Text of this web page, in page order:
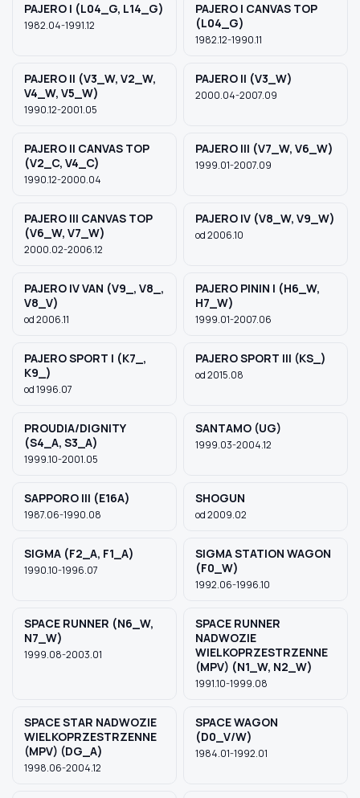
PAJERO I (L04_G, L14_G)
1982.04-1991.12
PAJERO I CANVAS TOP
(L04_G)
1982.12-1990.11
PAJERO II (V3_W, V2_W,
V4_W, V5_W)
1990.12-2001.05
PAJERO II (V3_W)
2000.04-2007.09
PAJERO II CANVAS TOP
(V2_C, V4_C)
1990.12-2000.04
PAJERO III (V7_W, V6_W)
1999.01-2007.09
PAJERO III CANVAS TOP
(V6_W, V7_W)
2000.02-2006.12
PAJERO IV (V8_W, V9_W)
od 2006.10
PAJERO IV VAN (V9_, V8_,
V8_V)
od 2006.11
PAJERO PININ I (H6_W,
H7_W)
1999.01-2007.06
PAJERO SPORT I (K7_,
K9_)
od 1996.07
PAJERO SPORT III (KS_)
od 2015.08
PROUDIA/DIGNITY
(S4_A, S3_A)
1999.10-2001.05
SANTAMO (UG)
1999.03-2004.12
SAPPORO III (E16A)
1987.06-1990.08
SHOGUN
od 2009.02
SIGMA (F2_A, F1_A)
1990.10-1996.07
SIGMA STATION WAGON
(F0_W)
1992.06-1996.10
SPACE RUNNER (N6_W,
N7_W)
1999.08-2003.01
SPACE RUNNER
NADWOZIE
WIELKOPRZESTRZENNE
(MPV) (N1_W, N2_W)
1991.10-1999.08
SPACE STAR NADWOZIE
WIELKOPRZESTRZENNE
(MPV) (DG_A)
1998.06-2004.12
SPACE WAGON
(D0_V/W)
1984.01-1992.01